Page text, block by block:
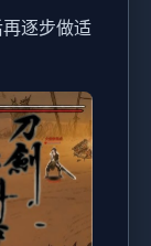
逐步做适